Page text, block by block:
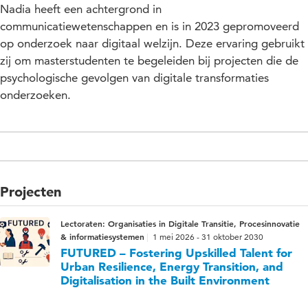
Nadia heeft een achtergrond in
communicatiewetenschappen en is in 2023 gepromoveerd
op onderzoek naar digitaal welzijn. Deze ervaring gebruikt
zij om masterstudenten te begeleiden bij projecten die de
psychologische gevolgen van digitale transformaties
onderzoeken.
Projecten
Lectoraten: Organisaties in Digitale Transitie, Procesinnovatie
& informatiesystemen
1 mei 2026 - 31 oktober 2030
FUTURED – Fostering Upskilled Talent for
Urban Resilience, Energy Transition, and
Digitalisation in the Built Environment